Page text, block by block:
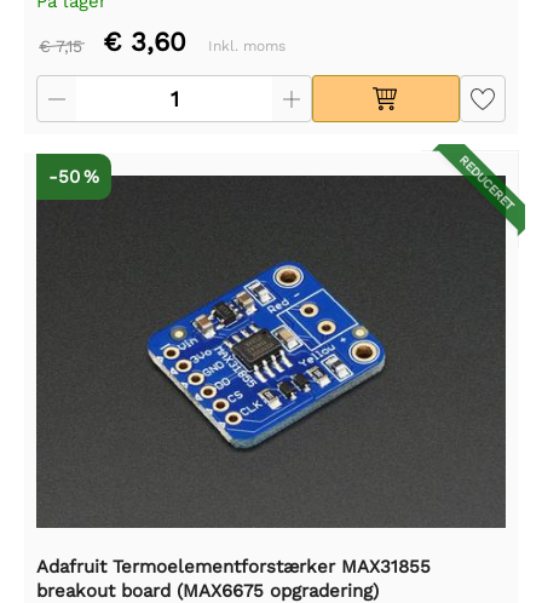
€ 7,15 € 3,60 Inkl. moms
REDUCERET
-50 %
Adafruit Termoelementforstærker MAX31855
breakout board (MAX6675 opgradering)